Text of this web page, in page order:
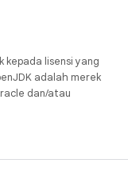
kepada lisensi yang
adalah merek
dan/atau